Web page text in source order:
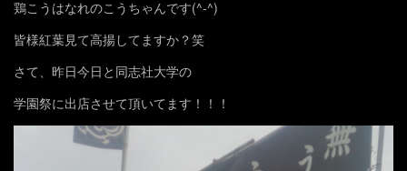
鶏こうはなれのこうちゃんです(^-^)
皆様紅葉見て高揚してますか？笑
さて、昨日今日と同志社大学の
学園祭に出店させて頂いてます！！！